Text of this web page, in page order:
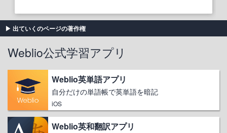
出ていくのページの著作権
Weblio公式学習アプリ
Weblio英単語アプリ
自分だけの単語帳で英単語を暗記
iOS
Weblio英和翻訳アプリ